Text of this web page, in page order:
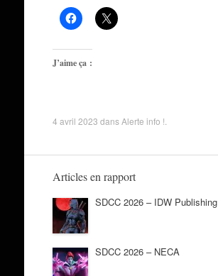
J’aime ça :
4 avril 2023 dansAlerte info !
Articles en rapport
SDCC 2026 – IDW Publishing
SDCC 2026 – NECA